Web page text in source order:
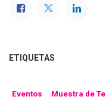
ETIQUETAS
Eventos Muestra de